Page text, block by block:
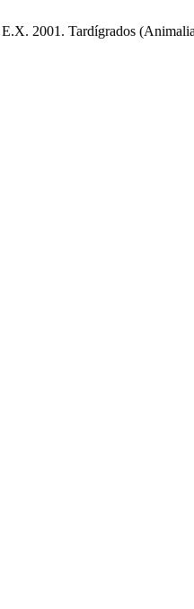
E.X. 2001. Tardí­grados